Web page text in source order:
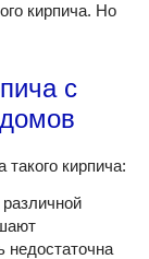
кирпича. Но
с
кирпича:
различной
недостаточна